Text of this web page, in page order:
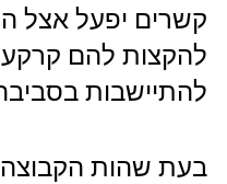
קשרים יפעל אצל
להקצות להם קרקע
להתיישבות
בעת שהות